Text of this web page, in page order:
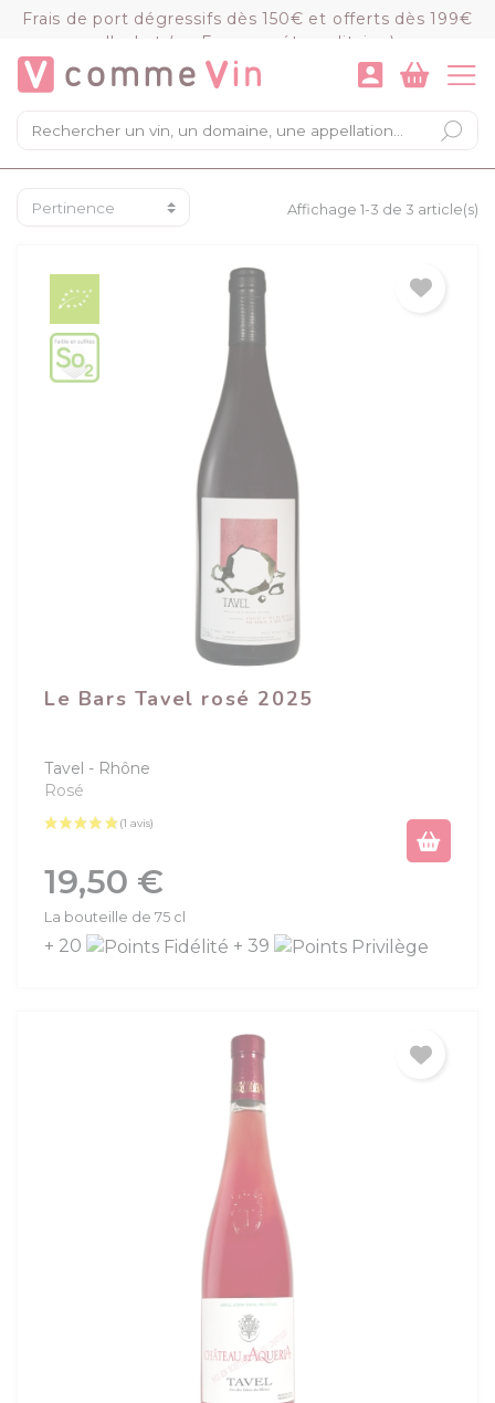
Frais de port dégressifs dès 150€ et offerts dès 199€
d'achat (en France métropolitaine)
×
Mon panier
Chargement du panier...
VOIR LE PANIER COMMANDER
Affichage 1-3 de 3 article(s)
Le Bars Tavel rosé 2025
Tavel
Rhône
Rosé
(1 avis)
Prix
19,50 €
La bouteille de 75 cl
+ 20 + 39
Panneau de gestion des cookies